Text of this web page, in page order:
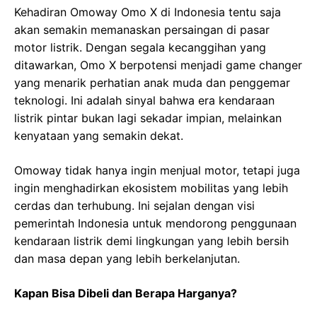
Kehadiran Omoway Omo X di Indonesia tentu saja
akan semakin memanaskan persaingan di pasar
motor listrik. Dengan segala kecanggihan yang
ditawarkan, Omo X berpotensi menjadi game changer
yang menarik perhatian anak muda dan penggemar
teknologi. Ini adalah sinyal bahwa era kendaraan
listrik pintar bukan lagi sekadar impian, melainkan
kenyataan yang semakin dekat.
Omoway tidak hanya ingin menjual motor, tetapi juga
ingin menghadirkan ekosistem mobilitas yang lebih
cerdas dan terhubung. Ini sejalan dengan visi
pemerintah Indonesia untuk mendorong penggunaan
kendaraan listrik demi lingkungan yang lebih bersih
dan masa depan yang lebih berkelanjutan.
Kapan Bisa Dibeli dan Berapa Harganya?